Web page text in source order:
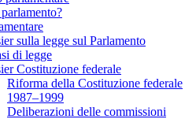
sulla legge sul Parlamento
di legge
Costituzione federale
Riforma della Costituzione federale
1987–1999
Deliberazioni delle commissioni